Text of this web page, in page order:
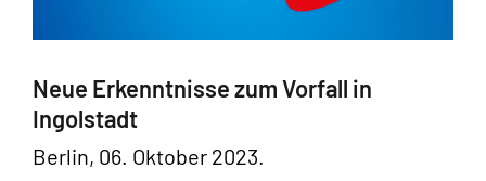
Neue Erkenntnisse zum Vorfall in
Ingolstadt
Berlin, 06. Oktober 2023.